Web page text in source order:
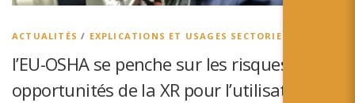
ACTUALITÉS / EXPLICATIONS ET USAGES SECTORIELS
l’EU-OSHA se penche sur les risques et les
opportunités de la XR pour l’utilisateur